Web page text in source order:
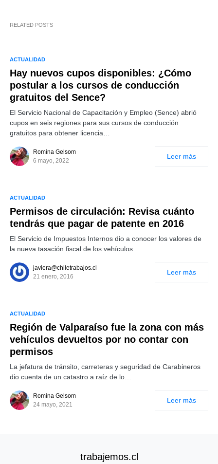
RELATED POSTS
ACTUALIDAD
Hay nuevos cupos disponibles: ¿Cómo
postular a los cursos de conducción
gratuitos del Sence?
El Servicio Nacional de Capacitación y Empleo (Sence) abrió
cupos en seis regiones para sus cursos de conducción
gratuitos para obtener licencia…
Romina Gelsom
6 mayo, 2022
Leer más
ACTUALIDAD
Permisos de circulación: Revisa cuánto
tendrás que pagar de patente en 2016
El Servicio de Impuestos Internos dio a conocer los valores de
la nueva tasación fiscal de los vehículos…
javiera@chiletrabajos.cl
21 enero, 2016
Leer más
ACTUALIDAD
Región de Valparaíso fue la zona con más
vehículos devueltos por no contar con
permisos
La jefatura de tránsito, carreteras y seguridad de Carabineros
dio cuenta de un catastro a raíz de lo…
Romina Gelsom
24 mayo, 2021
Leer más
trabajemos.cl